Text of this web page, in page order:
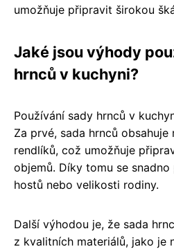
umožňuje připravit širokou
Jaké jsou výhody
hrnců v kuchyni?
Používání sady hrnců v
Za prvé, sada hrnců
rendlíků, což umožňuje
objemů. Díky tomu se
hostů nebo velikosti rodiny.
Další výhodou je, že sada
z kvalitních materiálů, jako je